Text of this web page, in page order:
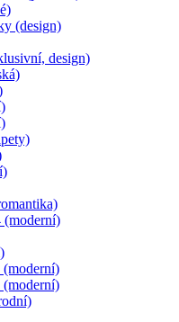
(design)
design)
(moderní)